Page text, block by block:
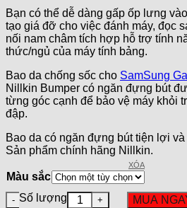
Bạn có thể dễ dàng gấp ốp lưng
tạo giá đỡ cho việc đánh máy, đọc
nối nam châm tích hợp hỗ trợ tính
thức/ngủ của máy tính bảng.
Bao da chống sốc cho SamSung
Nillkin Bumper có ngăn đựng bút
từng góc cạnh để bảo vệ máy khỏi
đập.
Bao da có ngăn đựng bút tiện lợi và
Sản phẩm chính hãng Nillkin.
Màu sắc
XÓA
Số lượng MUA